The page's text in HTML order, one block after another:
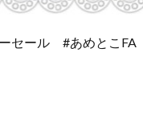
セール #あめとこFA